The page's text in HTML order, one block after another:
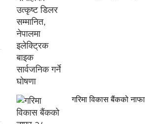
गरिमा विकास बैंकको